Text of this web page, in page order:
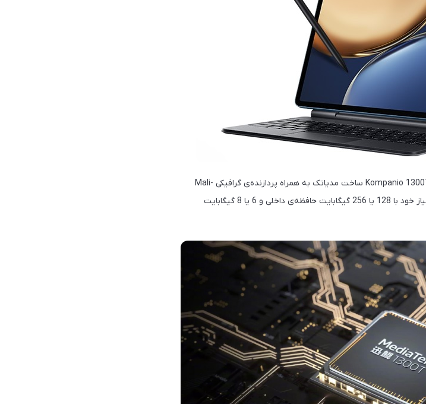
آنر برای تبلت V7 Pro از یک پردازنده‌ی شش نانومتری Kompanio 1300T ساخت مدیاتک به همراه پردازنده‌ی گرافیکی Mali-
G77 استفاده کرده‌است که کاربران می‌توانند با توجه به نیاز خود با 128 یا 256 گیگابایت حافظه‌ی داخلی و 6 یا 8 گیگابایت